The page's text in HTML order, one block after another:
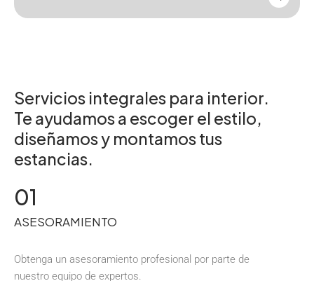
Servicios integrales para interior.
Te ayudamos a escoger el estilo,
diseñamos y montamos tus
estancias.
01
ASESORAMIENTO
Obtenga un asesoramiento profesional por parte de
nuestro equipo de expertos.